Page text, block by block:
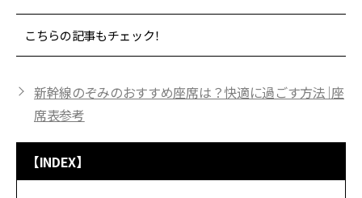
こちらの記事もチェック！
新幹線のぞみのおすすめ座席は？快適に過ごす方法｜座
席表参考
【INDEX】